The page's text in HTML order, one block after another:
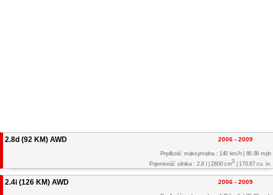
2.8d (92 KM) AWD 2006 - 2009
Prędkość maksymalna : 140 km/h | 86.99 mph
Pojemność silnika : 2.8 l | 2800 cm3 | 170.87 cu. in.
2.4i (126 KM) AWD 2006 - 2009